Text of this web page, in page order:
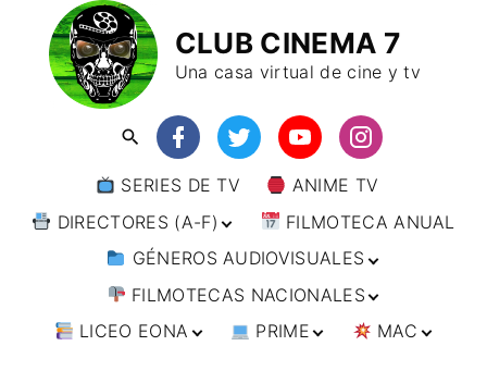
CLUB CINEMA 7
Una casa virtual de cine y tv
SERIES DE TV
ANIME TV
DIRECTORES (A-F)
DIRECTORES (F-L)
DIRECTORES (L-
W)
FILMOTECA ANUAL
GÉNEROS AUDIOVISUALES
ANIMACIÓN
ARTES MARCIALES
FILMOTECAS NACIONALES
AFRICA
LICEO EONA PRIME MAC